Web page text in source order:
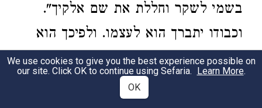
בשמי לשקר וחללת את שם אלקיך".
וכבודו יתברך הוא לעצמו. ולפיכך הוא
אחר "לא יהיה לך".
בפרק ג' דשבועות* (כט.
We use cookies to give you the best experience possible on
our site. Click OK to continue using Sefaria. Learn More.
OK